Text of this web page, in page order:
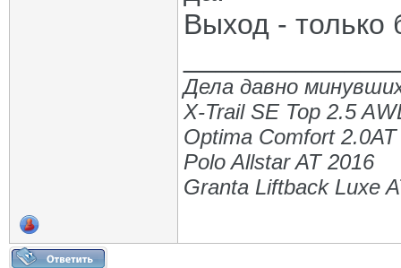
Выход - только
Дела давно
X-Trail SE Top 2.5
Optima Comfort
Polo Allstar AT 2016
Granta Liftback Luxe